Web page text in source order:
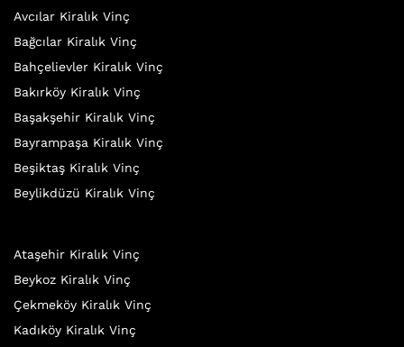
Avcılar Kiralık Vinç
Bağcılar Kiralık Vinç
Bahçelievler Kiralık Vinç
Bakırköy Kiralık Vinç
Başakşehir Kiralık Vinç
Bayrampaşa Kiralık Vinç
Beşiktaş Kiralık Vinç
Beylikdüzü Kiralık Vinç
Ataşehir Kiralık Vinç
Beykoz Kiralık Vinç
Çekmeköy Kiralık Vinç
Kadıköy Kiralık Vinç